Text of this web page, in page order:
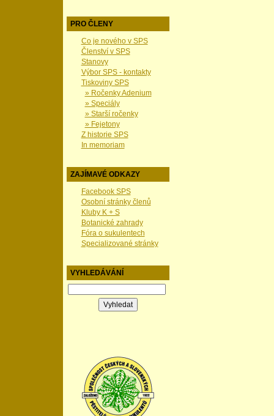
PRO ČLENY
Co je nového v SPS
Členství v SPS
Stanovy
Výbor SPS - kontakty
Tiskoviny SPS
» Ročenky Adenium
» Speciály
» Starší ročenky
» Fejetony
Z historie SPS
In memoriam
ZAJÍMAVÉ ODKAZY
Facebook SPS
Osobní stránky členů
Kluby K + S
Botanické zahrady
Fóra o sukulentech
Specializované stránky
VYHLEDÁVÁNÍ